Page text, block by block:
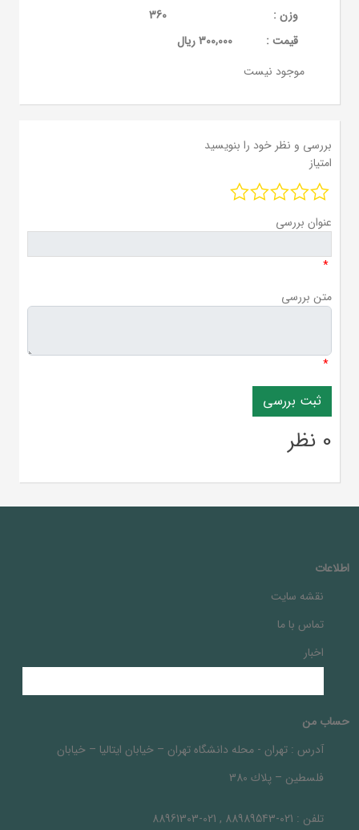
وزن :
360
قيمت :
300,000 ریال
موجود نیست
بررسی و نظر خود را بنویسید
امتیاز
عنوان بررسی
*
متن بررسی
*
0 نظر
اطلاعات
نقشه سایت
تماس با ما
اخبار
حساب من
آدرس : تهران - محله دانشگاه تهران – خيابان ايتاليا – خيابان
فلسطين – پلاك 380
تلفن : 021-88989543 , 021-88961303